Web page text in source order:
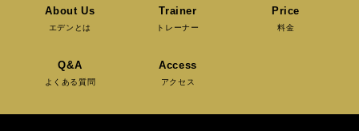
About Us
エデンとは
Trainer
トレーナー
Price
料金
Q&A
よくある質問
Access
アクセス